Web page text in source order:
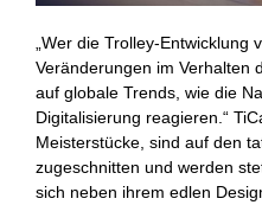
„Wer die Trolley-Entwicklung
Veränderungen im Verhalten
auf globale Trends, wie die
Digitalisierung reagieren.“
Meisterstücke, sind auf den
zugeschnitten und werden
sich neben ihrem edlen